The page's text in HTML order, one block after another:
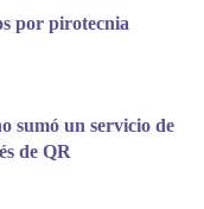
por pirotecnia
sumó un servicio de
de QR